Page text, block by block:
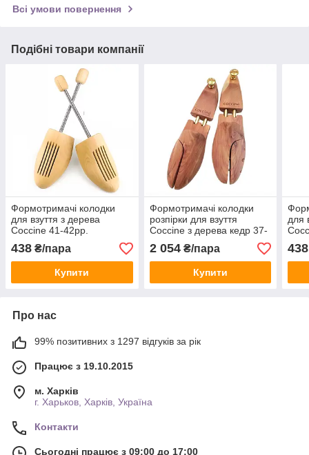
Всі умови повернення
Подібні товари компанії
Формотримачі колодки
для взуття з дерева
Coccine 41-42рр.
438 ₴/пара
Купити
Формотримачі колодки
розпірки для взуття
Coccine з дерева кедр 37-
38рр.
2 054₴/пара
Купити
для
438
Про нас
99% позитивних з 1297 відгуків за рік
Працює з 19.10.2015
м. Харків
г. Харьков, Харків, Україна
Контакти
Сьогодні працює з 09:00 до 17:00